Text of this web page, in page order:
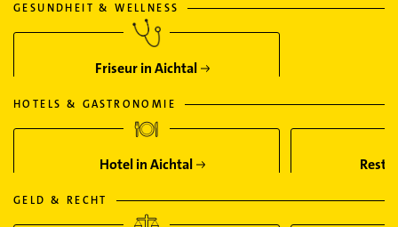
GESUNDHEIT & WELLNESS
Friseur in Aichtal
HOTELS & GASTRONOMIE
Hotel in Aichtal
GELD & RECHT